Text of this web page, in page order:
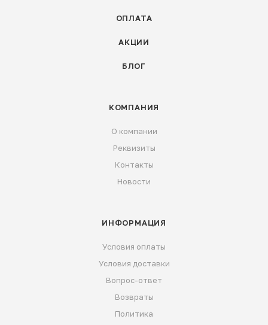
ОПЛАТА
АКЦИИ
БЛОГ
КОМПАНИЯ
О компании
Реквизиты
Контакты
Новости
ИНФОРМАЦИЯ
Условия оплаты
Условия доставки
Вопрос-ответ
Возвраты
Политика